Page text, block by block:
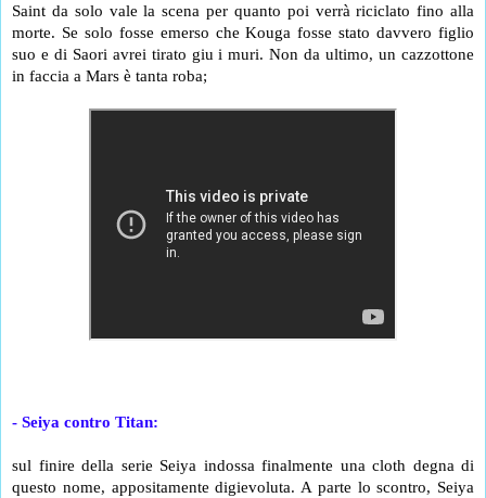
Saint da solo vale la scena per quanto poi verrà riciclato fino alla
morte. Se solo fosse emerso che Kouga fosse stato davvero figlio
suo e di Saori avrei tirato giu i muri. Non da ultimo, un cazzottone
in faccia a Mars è tanta roba;
- Seiya contro Titan:
sul finire della serie Seiya indossa finalmente una cloth degna di
questo nome, appositamente digievoluta. A parte lo scontro, Seiya